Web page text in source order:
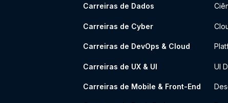
Carreiras de Dados
Carreiras de Cyber
Carreiras de DevOps & Cloud
Carreiras de UX & UI UI
Carreiras de Mobile & Front-End